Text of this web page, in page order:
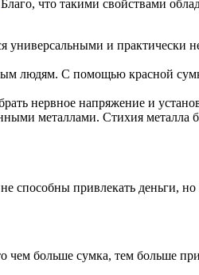
что такими свойствами
и практически
С помощью красной
нервное напряжение и
металлами. Стихия металла
привлекать деньги, но
больше сумка, тем больше